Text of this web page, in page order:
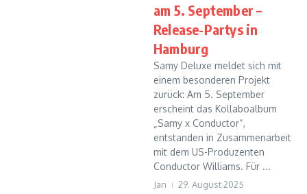
am 5. September –
Release-Partys in
Hamburg
Samy Deluxe meldet sich mit
einem besonderen Projekt
zurück: Am 5. September
erscheint das Kollaboalbum
„Samy x Conductor“,
entstanden in Zusammenarbeit
mit dem US-Produzenten
Conductor Williams. Für ...
Jan 29. August 2025